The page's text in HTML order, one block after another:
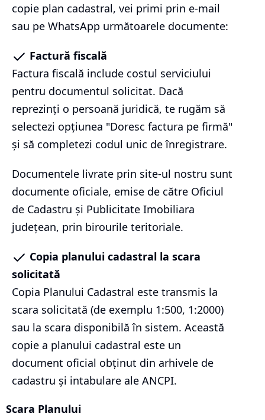
copie plan cadastral, vei primi prin e-mail
sau pe WhatsApp următoarele documente:
Factură fiscală
Factura fiscală include costul serviciului
pentru documentul solicitat. Dacă
reprezinți o persoană juridică, te rugăm să
selectezi opțiunea "Doresc factura pe firmă"
și să completezi codul unic de înregistrare.
Documentele livrate prin site-ul nostru sunt
documente oficiale, emise de către Oficiul
de Cadastru și Publicitate Imobiliara
județean, prin birourile teritoriale.
Copia planului cadastral la scara
solicitată
Copia Planului Cadastral este transmis la
scara solicitată (de exemplu 1:500, 1:2000)
sau la scara disponibilă în sistem. Această
copie a planului cadastral este un
document oficial obținut din arhivele de
cadastru și intabulare ale ANCPI.
Scara Planului